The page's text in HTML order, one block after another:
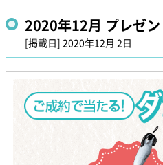
2020年12月 プレゼ
[掲載日] 2020年12月 2日